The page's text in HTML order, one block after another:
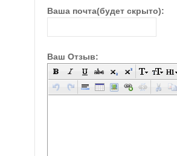
Ваша почта(будет скрыто):
Ваш Отзыв: